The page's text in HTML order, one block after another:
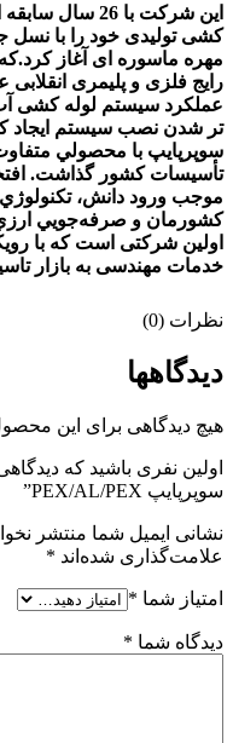
مهره ماسوره ای آغاز
رایج فلزی و پلیمری
عملكرد سيستم لوله کشی
تر شدن نصب سيستم ايجاد
سوپرپايپ با محصولي
تأسيسات كشور گذاشت.
موجب ورود دانش،
كشورمان و صرفه‌جويي
اولین شرکتی است که با
خدمات مهندسی به بازار
نظرات (0)
دیدگاهها
هیچ دیدگاهی برای این
اولین نفری باشید که
سوپرپایپ PEX/AL/PEX”
نشانی ایمیل شما منتشر
علامت‌گذاری شده‌اند *
امتیاز شما *
دیدگاه شما *